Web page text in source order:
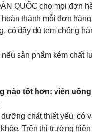
QUỐC cho mọi đơn
thành mỗi đơn hàng
có đầy đủ tem chống
nếu sản phẩm kém chất
nào tốt hơn: viên
chất thiết yếu, có
Trên thị trường hiện